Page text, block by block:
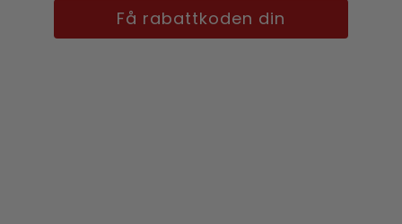
Få rabattkoden din